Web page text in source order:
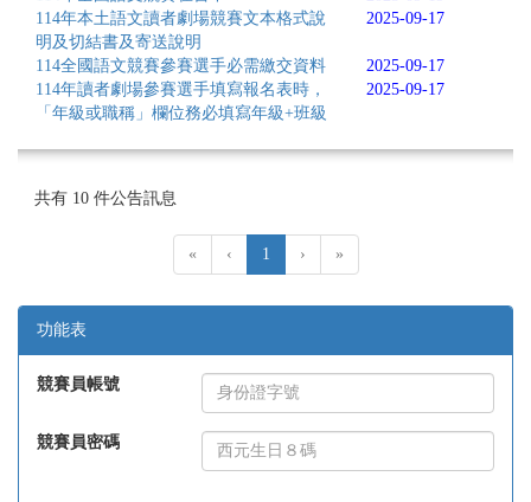
114年本土語文讀者劇場競賽文本格式說
明及切結書及寄送說明
2025-09-17
114全國語文競賽參賽選手必需繳交資料
2025-09-17
114年讀者劇場參賽選手填寫報名表時，
「年級或職稱」欄位務必填寫年級+班級
2025-09-17
共有 10 件公告訊息
« ‹ 1 (current)
› »
功能表
競賽員帳號
競賽員密碼